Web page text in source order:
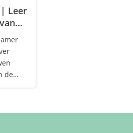
Leer
de